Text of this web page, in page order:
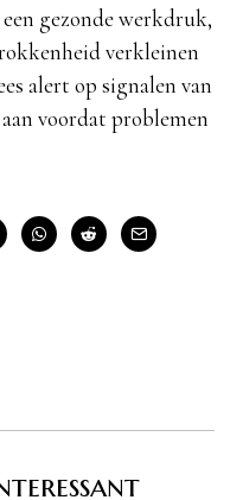
gezonde werkdruk,
verkleinen
alert op signalen van
voordat problemen